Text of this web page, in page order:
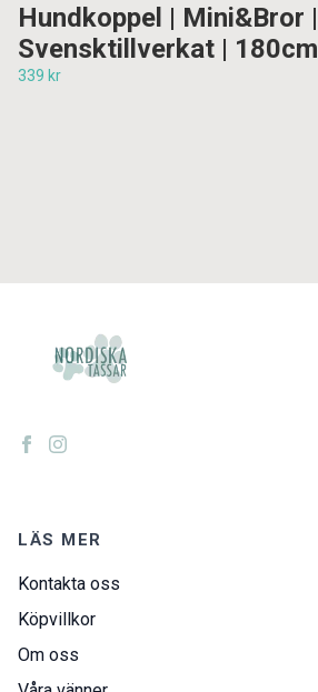
Hundkoppel | Mini&Bror |
Svensktillverkat | 180cm
339 kr
LÄS MER
Kontakta oss
Köpvillkor
Om oss